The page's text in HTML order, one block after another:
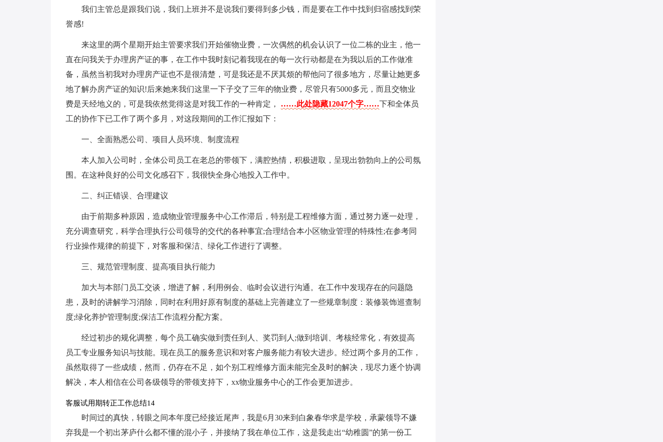
我们主管总是跟我们说，我们上班并不是说我们要得到多少钱，而是要在工作中找到归宿感找到荣
誉感!
来这里的两个星期开始主管要求我们开始催物业费，一次偶然的机会认识了一位二栋的业主，他一
直在问我关于办理房产证的事，在工作中我时刻记着我现在的每一次行动都是在为我以后的工作做准
备，虽然当初我对办理房产证也不是很清楚，可是我还是不厌其烦的帮他问了很多地方，尽量让她更多
地了解办房产证的知识!后来她来我们这里一下子交了三年的物业费，尽管只有5000多元，而且交物业
费是天经地义的，可是我依然觉得这是对我工作的一种肯定， ……此处隐藏12047个字……下和全体员
工的协作下已工作了两个多月，对这段期间的工作汇报如下：
一、全面熟悉公司、项目人员环境、制度流程
本人加入公司时，全体公司员工在老总的带领下，满腔热情，积极进取，呈现出勃勃向上的公司氛
围。在这种良好的公司文化感召下，我很快全身心地投入工作中。
二、纠正错误、合理建议
由于前期多种原因，造成物业管理服务中心工作滞后，特别是工程维修方面，通过努力逐一处理，
充分调查研究，科学合理执行公司领导的交代的各种事宜;合理结合本小区物业管理的特殊性;在参考同
行业操作规律的前提下，对客服和保洁、绿化工作进行了调整。
三、规范管理制度、提高项目执行能力
加大与本部门员工交谈，增进了解，利用例会、临时会议进行沟通。在工作中发现存在的问题隐
患，及时的讲解学习消除，同时在利用好原有制度的基础上完善建立了一些规章制度：装修装饰巡查制
度;绿化养护管理制度;保洁工作流程分配方案。
经过初步的规化调整，每个员工确实做到责任到人、奖罚到人;做到培训、考核经常化，有效提高
员工专业服务知识与技能。现在员工的服务意识和对客户服务能力有较大进步。经过两个多月的工作，
虽然取得了一些成绩，然而，仍存在不足，如个别工程维修方面未能完全及时的解决，现尽力逐个协调
解决，本人相信在公司各级领导的带领支持下，xx物业服务中心的工作会更加进步。
客服试用期转正工作总结14
时间过的真快，转眼之间本年度已经接近尾声，我是6月30来到白象春华求是学校，承蒙领导不嫌
弃我是一个初出茅庐什么都不懂的混小子，并接纳了我在单位工作，这是我走出“幼稚圆”的第一份工